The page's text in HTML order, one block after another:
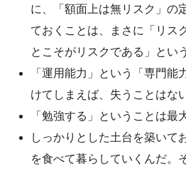
に、「額面上は無リスク」の
ておくことは、まさに「リス
とこそがリスクである」とい
「運用能力」という「専門能
けてしまえば、失うことはな
「勉強する」ということは最
しっかりとした土台を築いて
を食べて暮らしていくんだ。